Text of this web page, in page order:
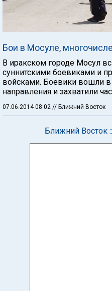
Бои в Мосуле,
В иракском городе Мосул
суннитскими боевиками и
войсками. Боевики вошли в
направления и захватили
07.06.2014 08:02 // Ближний Восток
Ближний Восток